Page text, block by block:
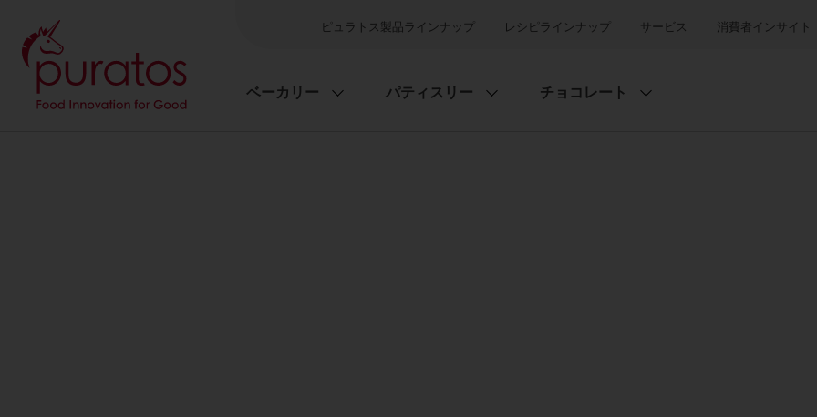
ピュラトス製品ラインナップ レシピラインナップ サービス 消費者インサイト
ベーカリー パティスリー チョコレート